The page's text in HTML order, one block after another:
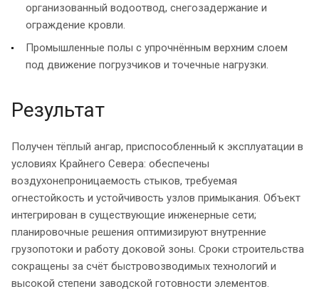
организованный водоотвод, снегозадержание и
ограждение кровли.
Промышленные полы с упрочнённым верхним слоем
под движение погрузчиков и точечные нагрузки.
Результат
Получен тёплый ангар, приспособленный к эксплуатации в
условиях Крайнего Севера: обеспечены
воздухонепроницаемость стыков, требуемая
огнестойкость и устойчивость узлов примыкания. Объект
интегрирован в существующие инженерные сети;
планировочные решения оптимизируют внутренние
грузопотоки и работу доковой зоны. Сроки строительства
сокращены за счёт быстровозводимых технологий и
высокой степени заводской готовности элементов.